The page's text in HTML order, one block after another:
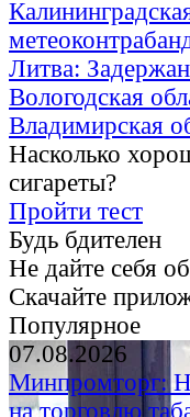
Литва:
Вологодская
Владимирская
Насколько
сигареты?
Пройти тест
Будь бдителен
Не дайте себя
Скачайте
Популярное
07.08.2026
Минпромторг:
на торговлю